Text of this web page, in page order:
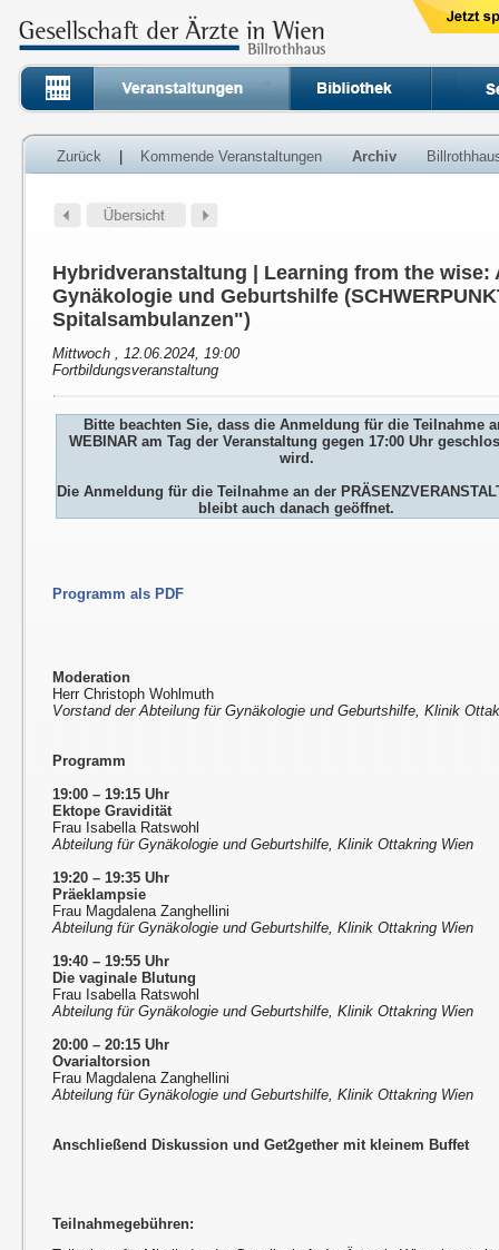
Zurück Kommende Veranstaltungen Archiv
Hybridveranstaltung | Learning from the wise:
Gynäkologie und Geburtshilfe
Spitalsambulanzen")
Mittwoch , 12.06.2024, 19:00
Fortbildungsveranstaltung
Bitte beachten Sie, dass die Anmeldung für die Teilnahme
WEBINAR am Tag der Veranstaltung gegen 17:00 Uhr
wird.
Die Anmeldung für die Teilnahme an der
bleibt auch danach geöffnet.
Programm als PDF
Moderation
Herr Christoph Wohlmuth
Vorstand der Abteilung für Gynäkologie und Geburtshilfe, Klinik
Programm
19:00 – 19:15 Uhr
Ektope Gravidität
Frau Isabella Ratswohl
Abteilung für Gynäkologie und Geburtshilfe, Klinik Ottakring Wien
19:20 – 19:35 Uhr
Präeklampsie
Frau Magdalena Zanghellini
Abteilung für Gynäkologie und Geburtshilfe, Klinik Ottakring Wien
19:40 – 19:55 Uhr
Die vaginale Blutung
Frau Isabella Ratswohl
Abteilung für Gynäkologie und Geburtshilfe, Klinik Ottakring Wien
20:00 – 20:15 Uhr
Ovarialtorsion
Frau Magdalena Zanghellini
Abteilung für Gynäkologie und Geburtshilfe, Klinik Ottakring Wien
Anschließend Diskussion und Get2gether mit kleinem Buffet
Teilnahmegebühren: